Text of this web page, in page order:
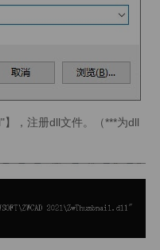
，注册dll文件。（***为dll